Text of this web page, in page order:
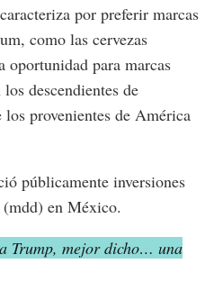
por preferir marcas
como las cervezas
oportunidad para marcas
descendientes de
provenientes de América
públicamente inversiones
en México.
Trump, mejor dicho… una